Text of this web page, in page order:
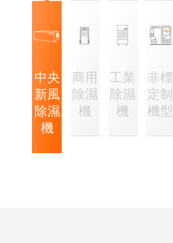
中央
新風
除濕
機
商用
除濕
機
工業
除濕
機
非標
定制
機型